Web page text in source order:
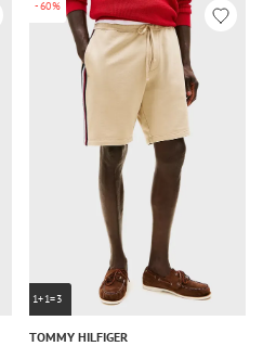
-60%
1+1=3
TOMMY HILFIGER